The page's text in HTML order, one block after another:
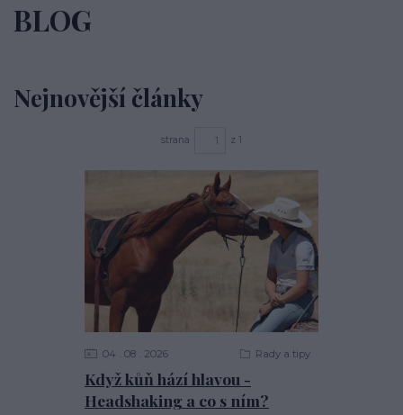
BLOG
Nejnovější články
strana z 1
Když kůň hází hlavou -
Headshaking a co s ním?
04 08 2026 Rady a tipy